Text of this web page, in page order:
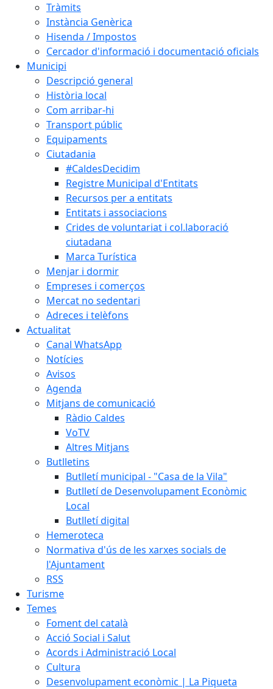
Tràmits
Instància Genèrica
Hisenda / Impostos
Cercador d'informació i documentació oficials
Municipi
Descripció general
Història local
Com arribar-hi
Transport públic
Equipaments
Ciutadania
#CaldesDecidim
Registre Municipal d'Entitats
Recursos per a entitats
Entitats i associacions
Crides de voluntariat i col.laboració
ciutadana
Marca Turística
Menjar i dormir
Empreses i comerços
Mercat no sedentari
Adreces i telèfons
Actualitat
Canal WhatsApp
Notícies
Avisos
Agenda
Mitjans de comunicació
Ràdio Caldes
VoTV
Altres Mitjans
Butlletins
Butlletí municipal - "Casa de la Vila"
Butlletí de Desenvolupament Econòmic
Local
Butlletí digital
Hemeroteca
Normativa d'ús de les xarxes socials de
l'Ajuntament
RSS
Turisme
Temes
Foment del català
Acció Social i Salut
Acords i Administració Local
Cultura
Desenvolupament econòmic | La Piqueta